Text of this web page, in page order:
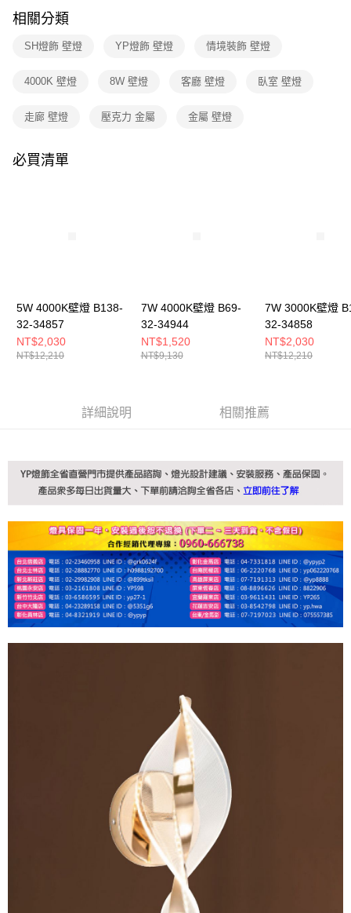
【「AFTEE先享後付」結帳流程】
１．於結帳方式選擇「AFTEE先享後付」後，將跳轉至「AFTEE先享後付」
結帳頁面，進行簡訊認證並確認金額後，即可完成結帳。
ATM／網路銀行／等多元方式進行付款，方視為交易完成。
購買商品的店家。未經商家同意取消之訂單仍視為有效，需透過AFTEE先享
是否繳費成功／繳費後需取消欲退款等相關疑問，請聯繫「AFTEE先享後付
客戶支援中心」
任。
４．使用「AFTEE先享後付」時，將依據個別帳號之用戶狀況，依本公司即
時審查核予不同之上限額度；若仍有額度不足之情形，本公司將視審查結果
請求用戶進行身份認證。
每筆NT$180，滿NT$5,000(含以上)免運費
相關分類
SH燈飾 壁燈 YP燈飾 壁燈 情境裝飾 壁燈
4000K 壁燈 8W 壁燈 客廳 壁燈 臥室 壁燈
走廊 壁燈 壓克力 金屬 金屬 壁燈
必買清單
5W 4000K壁燈 B138-
32-34857
NT$2,030
NT$12,210
7W 4000K壁燈 B69-
32-34944
NT$1,520
NT$9,130
7W 3000K壁燈
32-34858
NT$2,030
NT$12,210
詳細說明 相關推薦